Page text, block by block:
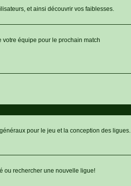
et ainsi découvrir vos faiblesses.
équipe pour le prochain match
pour le jeu et la conception des ligues.
ou rechercher une nouvelle ligue!